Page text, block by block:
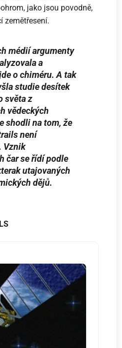
jako jsou povodně,
zemětřesení.
médií argumenty
a
o chiméru. A tak
studie desítek
světa z
vědeckých
shodli na tom, že
není
Vznik
čar se řídí podle
utajovaných
dějů.